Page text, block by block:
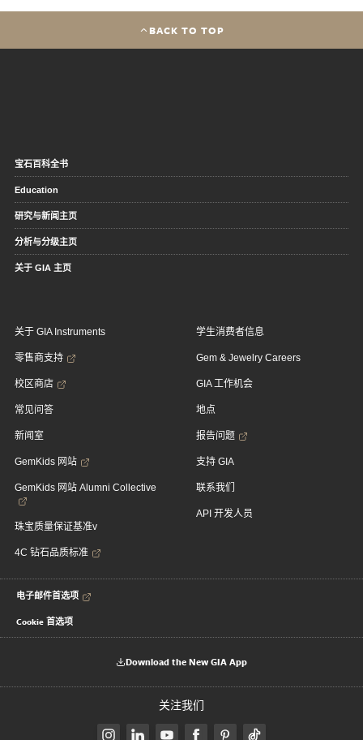
BACK TO TOP
宝石百科全书
Education
研究与新闻主页
分析与分级主页
关于 GIA 主页
关于 GIA Instruments
零售商支持
校区商店
常见问答
新闻室
GemKids 网站
GemKids 网站 Alumni Collective
珠宝质量保证基准v
4C 钻石品质标准
学生消费者信息
Gem & Jewelry Careers
GIA 工作机会
地点
报告问题
支持 GIA
联系我们
API 开发人员
电子邮件首选项
Cookie 首选项
Download the New GIA App
关注我们